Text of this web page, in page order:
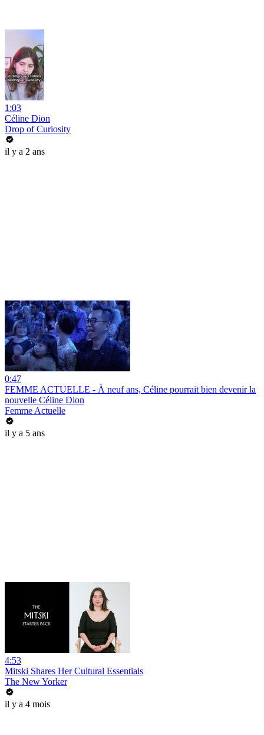
1:03
Céline Dion
Drop of Curiosity
il y a 2 ans
0:47
FEMME ACTUELLE - À neuf ans, Céline pourrait bien devenir la
nouvelle Céline Dion
Femme Actuelle
il y a 5 ans
4:53
Mitski Shares Her Cultural Essentials
The New Yorker
il y a 4 mois